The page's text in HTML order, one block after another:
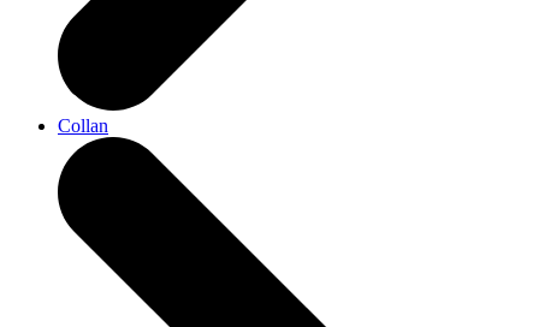
Collan